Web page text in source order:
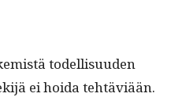
todel­lisu­u­den
ei hoi­da tehtäviään.